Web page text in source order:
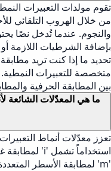
تقوم مولدات التعبيرات
من خلال الهروب التلقائي
والنجوم. عندما تُدخل نصًا
بإضافة الشرطيات اللازمة
تحديد ما إذا كنت تريد
متخصصة للتعبيرات
بين المطابقة الحرفية
ما هي المعدّلات الشائعة
تعزز معدّلات أنماط